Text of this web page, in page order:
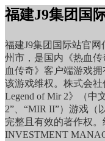
福建J9集团国
福建J9集团国际站官
州市，是国内《热血
血传奇》客户端游戏
该游戏维权。株式会社
Legend of Mir 2》（中
2”、“MIR II”）游戏（
完整且有效的著作权
INVESTMENT